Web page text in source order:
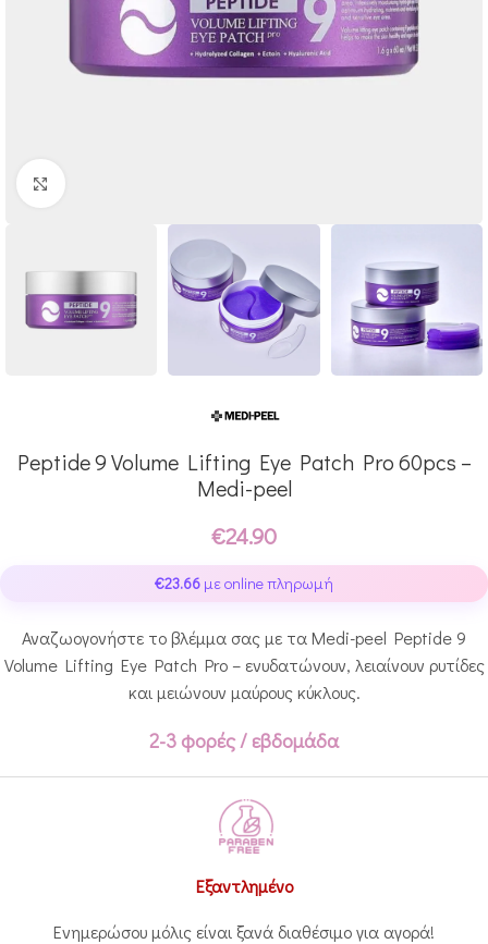
Peptide 9 Volume Lifting Eye Patch Pro 60pcs –
Medi-peel
€24.90
€23.66 με online πληρωμή
Αναζωογονήστε το βλέμμα σας με τα Medi-peel Peptide 9
Volume Lifting Eye Patch Pro – ενυδατώνουν, λειαίνουν ρυτίδες
και μειώνουν μαύρους κύκλους.
2-3 φορές / εβδομάδα
Εξαντλημένο
Ενημερώσου μόλις είναι ξανά διαθέσιμο για αγορά!